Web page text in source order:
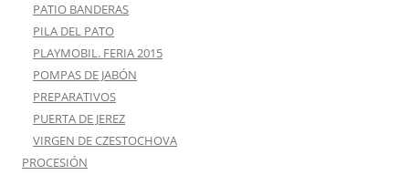
PATIO BANDERAS
PILA DEL PATO
PLAYMOBIL. FERIA 2015
POMPAS DE JABÓN
PREPARATIVOS
PUERTA DE JEREZ
VIRGEN DE CZESTOCHOVA
PROCESIÓN